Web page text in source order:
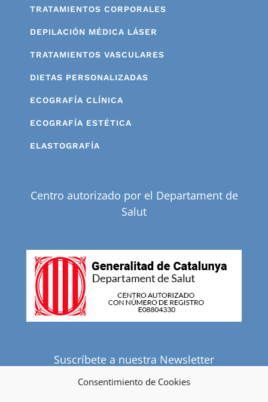
Consentimiento de Cookies
TRATAMIENTOS CORPORALES
DEPILACIÓN MÉDICA LÁSER
TRATAMIENTOS VASCULARES
DIETAS PERSONALIZADAS
ECOGRAFÍA CLÍNICA
ECOGRAFÍA ESTÉTICA
ELASTOGRAFÍA
Centro autorizado por el Departament de
Salut
Suscríbete a nuestra Newsletter